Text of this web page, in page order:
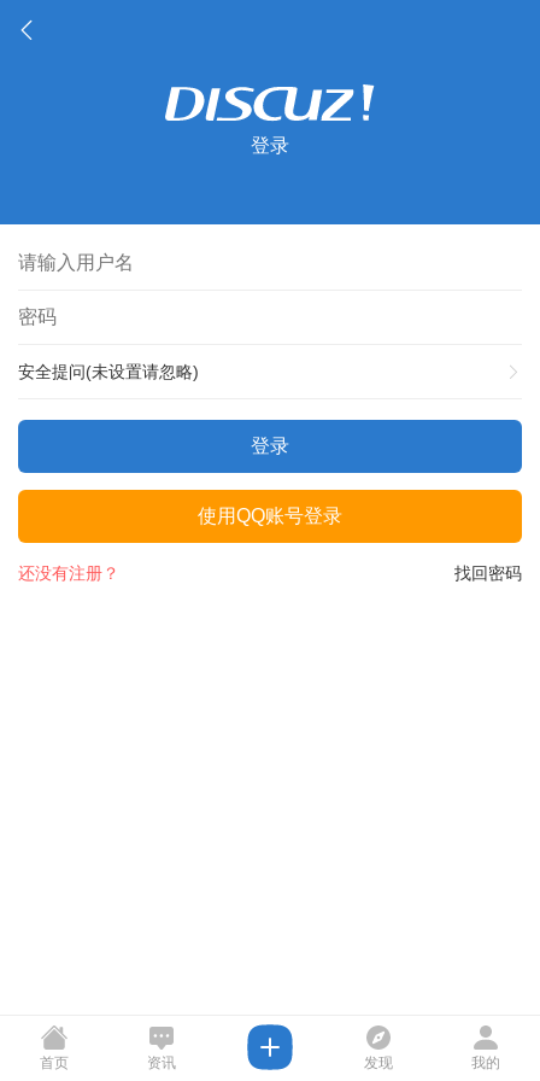
登录
安全提问(未设置请忽略)
登录
使用QQ账号登录
找回密码
还没有注册？
首页 资讯 发现 我的